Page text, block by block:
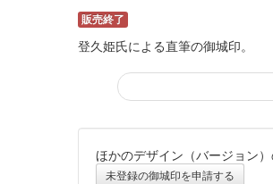
販売終了
登久姫氏による直筆の御城印。
松本城 御城印 令和6
ほかのデザイン（バージョン
未登録の御城印を申請する